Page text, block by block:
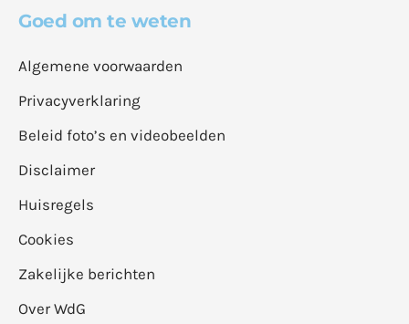
Goed om te weten
Algemene voorwaarden
Privacyverklaring
Beleid foto’s en videobeelden
Disclaimer
Huisregels
Cookies
Zakelijke berichten
Over WdG